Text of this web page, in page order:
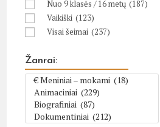
Nuo 9 klasės / 16 metų (187)
Vaikiški (123)
Visai šeimai (237)
Žanrai: